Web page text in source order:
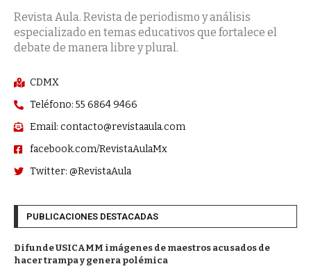
Revista Aula. Revista de periodismo y análisis
especializado en temas educativos que fortalece el
debate de manera libre y plural.
CDMX
Teléfono: 55 6864 9466
Email: contacto@revistaaula.com
facebook.com/RevistaAulaMx
Twitter: @RevistaAula
PUBLICACIONES DESTACADAS
Difunde USICAMM imágenes de maestros acusados de
hacer trampa y genera polémica